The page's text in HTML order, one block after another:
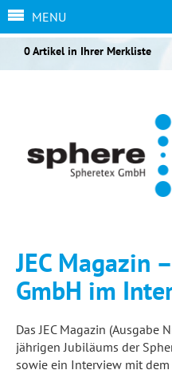
0 Artikel in Ihrer Merkliste
MENU
JEC Magazin
GmbH im
Das JEC Magazin (Ausgabe
jährigen Jubiläums der
sowie ein Interview mit